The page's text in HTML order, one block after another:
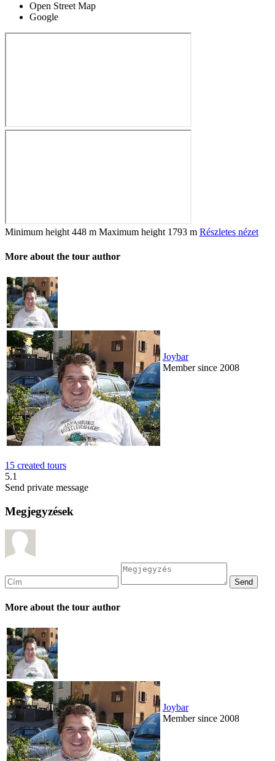
Open Street Map
Google
Minimum height 448 m Maximum height 1793 m Részletes nézet
More about the tour author
Joybar
Member since 2008
15 created tours
5.1
Send private message
Megjegyzések
More about the tour author
Joybar
Member since 2008